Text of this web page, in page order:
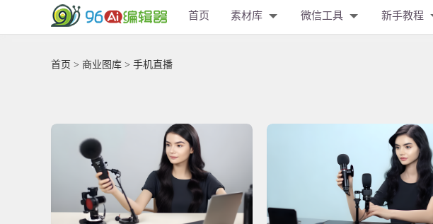
首页 素材库 微信工具 新手教程
首页 > 商业图库 > 手机直播